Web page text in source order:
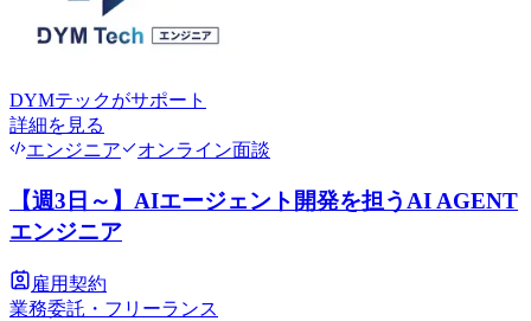
DYMテックがサポート
詳細を見る
エンジニア
オンライン面談
【週3日～】AIエージェント開発を担うAI AGENT
エンジニア
雇用契約
業務委託・フリーランス